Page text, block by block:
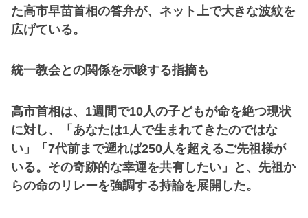
た高市早苗首相の答弁が、ネット上で大きな波紋を
広げている。
統一教会との関係を示唆する指摘も
高市首相は、1週間で10人の子どもが命を絶つ現状
に対し、「あなたは1人で生まれてきたのではな
い」「7代前まで遡れば250人を超えるご先祖様が
いる。その奇跡的な幸運を共有したい」と、先祖か
らの命のリレーを強調する持論を展開した。